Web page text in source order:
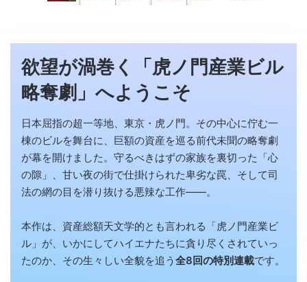
欲望が渦巻く「虎ノ門産業ビル
略奪劇」へようこそ
日本屈指の超一等地、東京・虎ノ門。その中心に佇む一
棟のビルを舞台に、巨額の資産を巡る前代未聞の略奪劇
が幕を開けました。守るべきはずの家族を裏切った「心
の隙」、甘い夜の街で仕掛けられた卑劣な罠、そして司
法の網の目を潜り抜ける悪辣な工作――。
本作は、資産総額天文学的とも言われる「虎ノ門産業ビ
ル」が、いかにしてハイエナたちに貪り尽くされていっ
たのか、その生々しい全貌を追う 全8回の特別連載です。